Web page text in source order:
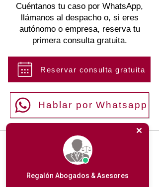
Cuéntanos tu caso por WhatsApp,
llámanos al despacho o, si eres
autónomo o empresa, reserva tu
primera consulta gratuita.
Reservar consulta gratuita
Hablar por Whatsapp
Regalón Abogados & Asesores